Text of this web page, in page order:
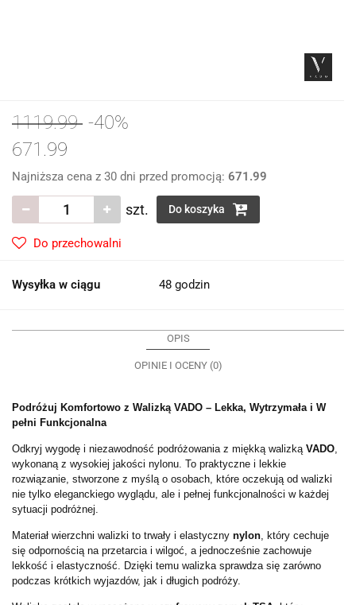
1119.99 -40%
671.99
Najniższa cena z 30 dni przed promocją: 671.99
szt. Do koszyka
Do przechowalni
Wysyłka w ciągu 48 godzin
OPIS
OPINIE I OCENY (0)
Podróżuj Komfortowo z Walizką VADO – Lekka, Wytrzymała i W
pełni Funkcjonalna
Odkryj wygodę i niezawodność podróżowania z miękką walizką VADO
wykonaną z wysokiej jakości nylonu. To praktyczne i lekkie
rozwiązanie, stworzone z myślą o osobach, które oczekują od walizki
nie tylko eleganckiego wyglądu, ale i pełnej funkcjonalności w każdej
sytuacji podróżnej.
Materiał wierzchni walizki to trwały i elastyczny nylon , który cechuje
się odpornością na przetarcia i wilgoć, a jednocześnie zachowuje
lekkość i elastyczność. Dzięki temu walizka sprawdza się zarówno
podczas krótkich wyjazdów, jak i długich podróży.